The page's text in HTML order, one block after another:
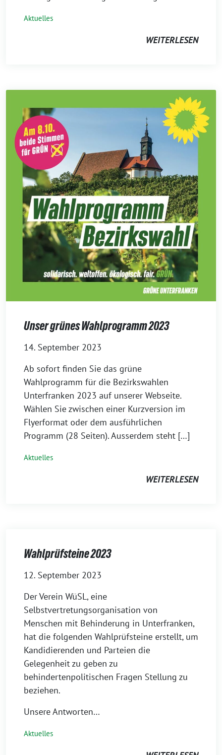
Aktuelles
WEITERLESEN
Unser grünes Wahlprogramm 2023
14. September 2023
Ab sofort finden Sie das grüne
Wahlprogramm für die Bezirkswahlen
Unterfranken 2023 auf unserer Webseite.
Wählen Sie zwischen einer Kurzversion im
Flyerformat oder dem ausführlichen
Programm (28 Seiten). Ausserdem steht […]
Aktuelles
WEITERLESEN
Wahlprüfsteine 2023
12. September 2023
Der Verein WüSL, eine
Selbstvertretungsorganisation von
Menschen mit Behinderung in Unterfranken,
hat die folgenden Wahlprüfsteine erstellt, um
Kandidierenden und Parteien die
Gelegenheit zu geben zu
behindertenpolitischen Fragen Stellung zu
beziehen.
Unsere Antworten…
Aktuelles